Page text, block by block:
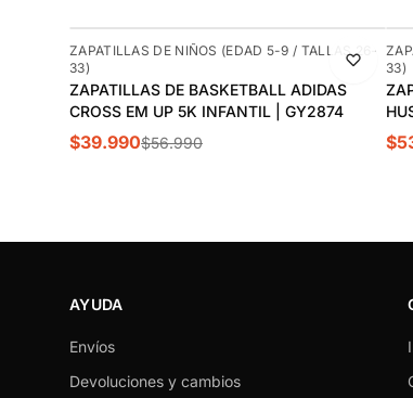
-30%
ZAPATILLAS DE NIÑOS (EDAD 5-9 / TALLAS 26-
33)
ZAPATILLAS DE BASKETBALL ADIDAS
CROSS EM UP 5K INFANTIL | GY2874
$39.990$56.990
-
33)
AYUDA
Envíos
Devoluciones y cambios